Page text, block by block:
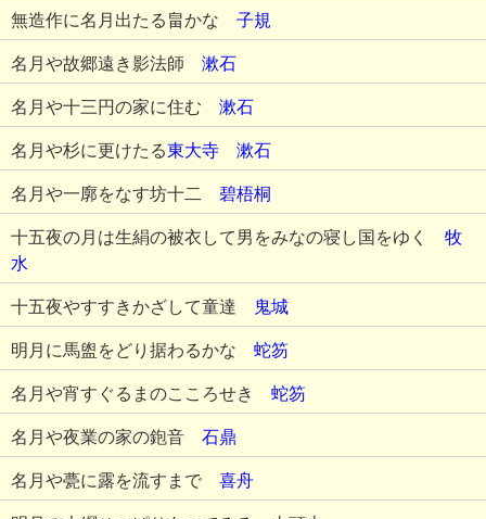
無造作に名月出たる畠かな 子規
名月や故郷遠き影法師 漱石
名月や十三円の家に住む 漱石
名月や杉に更けたる東大寺 漱石
名月や一廓をなす坊十二 碧梧桐
十五夜の月は生絹の被衣して男をみなの寝し国をゆく 牧
水
十五夜やすすきかざして童達 鬼城
明月に馬盥をどり据わるかな 蛇笏
名月や宵すぐるまのこころせき 蛇笏
名月や夜業の家の鉋音 石鼎
名月や甍に露を流すまで 喜舟